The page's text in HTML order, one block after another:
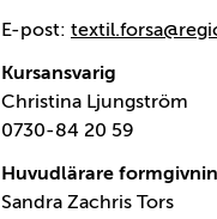
E-post:
Kursansvarig
Christina Ljungström
0730-84 20 59
Huvudlärare
Sandra Zachris Tors